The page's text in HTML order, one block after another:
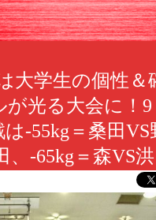
大学生の個性＆
光る大会に！9
-55kg＝桑田VS
、-65kg＝森VS洪